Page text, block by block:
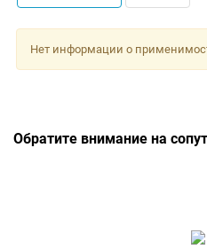
Нет информации о
Обратите внимание на